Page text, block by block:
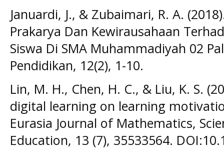
Januardi, J., & Zubaimari, R. A.
Prakarya Dan Kewirausahaan
Siswa Di SMA Muhammadiyah 02
Pendidikan, 12(2), 1-10.
Lin, M. H., Chen, H. C., & Liu, K. S.
digital learning on learning
Eurasia Journal of Mathematics,
Education, 13 (7), 35533564.